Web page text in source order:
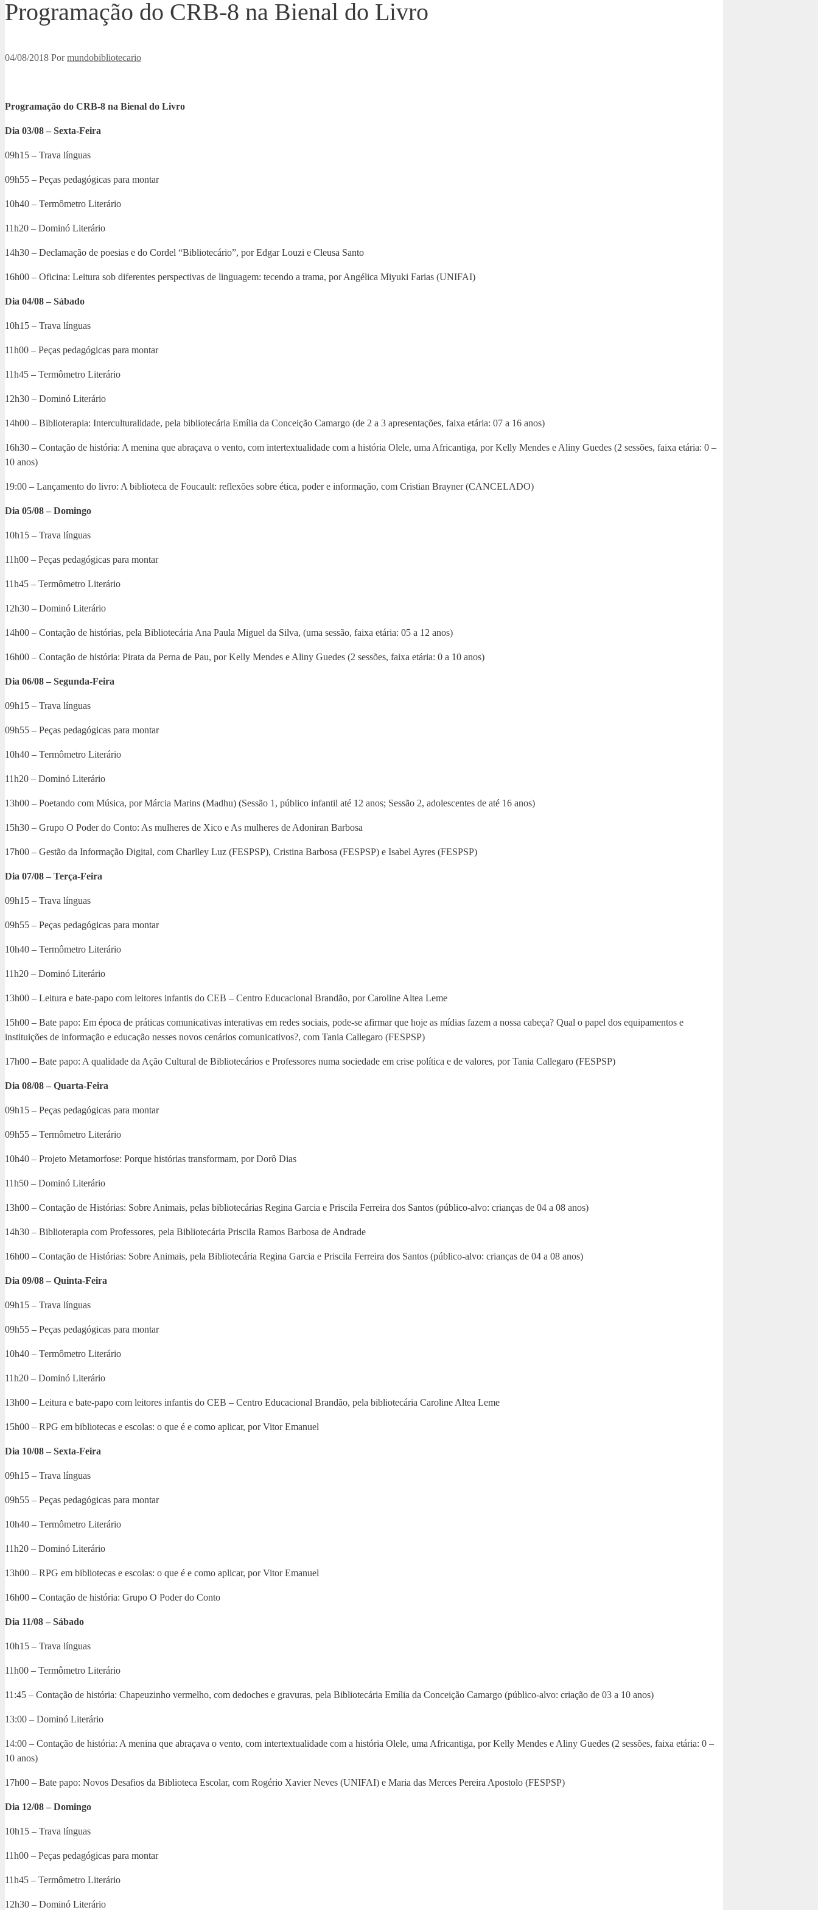
Programação do CRB-8 na Bienal do Livro
04/08/2018 Pormundobibliotecario
Programação do CRB-8 na Bienal do Livro
Dia 03/08 – Sexta-Feira
09h15 – Trava línguas
09h55 – Peças pedagógicas para montar
10h40 – Termômetro Literário
11h20 – Dominó Literário
14h30 – Declamação de poesias e do Cordel “Bibliotecário”, por Edgar Louzi e Cleusa Santo
16h00 – Oficina: Leitura sob diferentes perspectivas de linguagem: tecendo a trama, por Angélica Miyuki Farias (UNIFAI)
Dia 04/08 – Sábado
10h15 – Trava línguas
11h00 – Peças pedagógicas para montar
11h45 – Termômetro Literário
12h30 – Dominó Literário
14h00 – Biblioterapia: Interculturalidade, pela bibliotecária Emília da Conceição Camargo (de 2 a 3 apresentações, faixa etária: 07 a 16 anos)
16h30 – Contação de história: A menina que abraçava o vento, com intertextualidade com a história Olele, uma Africantiga, por Kelly Mendes e Aliny Guedes (2 sessões, faixa etária: 0 –
10 anos)
19:00 – Lançamento do livro: A biblioteca de Foucault: reflexões sobre ética, poder e informação, com Cristian Brayner (CANCELADO)
Dia 05/08 – Domingo
10h15 – Trava línguas
11h00 – Peças pedagógicas para montar
11h45 – Termômetro Literário
12h30 – Dominó Literário
14h00 – Contação de histórias, pela Bibliotecária Ana Paula Miguel da Silva, (uma sessão, faixa etária: 05 a 12 anos)
16h00 – Contação de história: Pirata da Perna de Pau, por Kelly Mendes e Aliny Guedes (2 sessões, faixa etária: 0 a 10 anos)
Dia 06/08 – Segunda-Feira
09h15 – Trava línguas
09h55 – Peças pedagógicas para montar
10h40 – Termômetro Literário
11h20 – Dominó Literário
13h00 – Poetando com Música, por Márcia Marins (Madhu) (Sessão 1, público infantil até 12 anos; Sessão 2, adolescentes de até 16 anos)
15h30 – Grupo O Poder do Conto: As mulheres de Xico e As mulheres de Adoniran Barbosa
17h00 – Gestão da Informação Digital, com Charlley Luz (FESPSP), Cristina Barbosa (FESPSP) e Isabel Ayres (FESPSP)
Dia 07/08 – Terça-Feira
09h15 – Trava línguas
09h55 – Peças pedagógicas para montar
10h40 – Termômetro Literário
11h20 – Dominó Literário
13h00 – Leitura e bate-papo com leitores infantis do CEB – Centro Educacional Brandão, por Caroline Altea Leme
15h00 – Bate papo: Em época de práticas comunicativas interativas em redes sociais, pode-se afirmar que hoje as mídias fazem a nossa cabeça? Qual o papel dos equipamentos e
instituições de informação e educação nesses novos cenários comunicativos?, com Tania Callegaro (FESPSP)
17h00 – Bate papo: A qualidade da Ação Cultural de Bibliotecários e Professores numa sociedade em crise política e de valores, por Tania Callegaro (FESPSP)
Dia 08/08 – Quarta-Feira
09h15 – Peças pedagógicas para montar
09h55 – Termômetro Literário
10h40 – Projeto Metamorfose: Porque histórias transformam, por Dorô Dias
11h50 – Dominó Literário
13h00 – Contação de Histórias: Sobre Animais, pelas bibliotecárias Regina Garcia e Priscila Ferreira dos Santos (público-alvo: crianças de 04 a 08 anos)
14h30 – Biblioterapia com Professores, pela Bibliotecária Priscila Ramos Barbosa de Andrade
16h00 – Contação de Histórias: Sobre Animais, pela Bibliotecária Regina Garcia e Priscila Ferreira dos Santos (público-alvo: crianças de 04 a 08 anos)
Dia 09/08 – Quinta-Feira
09h15 – Trava línguas
09h55 – Peças pedagógicas para montar
10h40 – Termômetro Literário
11h20 – Dominó Literário
13h00 – Leitura e bate-papo com leitores infantis do CEB – Centro Educacional Brandão, pela bibliotecária Caroline Altea Leme
15h00 – RPG em bibliotecas e escolas: o que é e como aplicar, por Vitor Emanuel
Dia 10/08 – Sexta-Feira
09h15 – Trava línguas
09h55 – Peças pedagógicas para montar
10h40 – Termômetro Literário
11h20 – Dominó Literário
13h00 – RPG em bibliotecas e escolas: o que é e como aplicar, por Vitor Emanuel
16h00 – Contação de história: Grupo O Poder do Conto
Dia 11/08 – Sábado
10h15 – Trava línguas
11h00 – Termômetro Literário
11:45 – Contação de história: Chapeuzinho vermelho, com dedoches e gravuras, pela Bibliotecária Emília da Conceição Camargo (público-alvo: criação de 03 a 10 anos)
13:00 – Dominó Literário
14:00 – Contação de história: A menina que abraçava o vento, com intertextualidade com a história Olele, uma Africantiga, por Kelly Mendes e Aliny Guedes (2 sessões, faixa etária: 0 –
10 anos)
17h00 – Bate papo: Novos Desafios da Biblioteca Escolar, com Rogério Xavier Neves (UNIFAI) e Maria das Merces Pereira Apostolo (FESPSP)
Dia 12/08 – Domingo
10h15 – Trava línguas
11h00 – Peças pedagógicas para montar
11h45 – Termômetro Literário
12h30 – Dominó Literário